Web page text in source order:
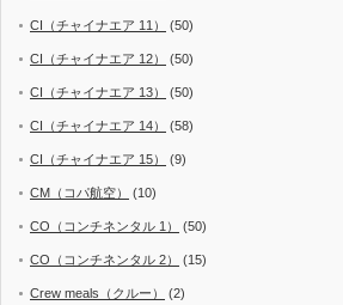
CI（チャイナエア 11） (50)
CI（チャイナエア 12） (50)
CI（チャイナエア 13） (50)
CI（チャイナエア 14） (58)
CI（チャイナエア 15） (9)
CM（コパ航空） (10)
CO（コンチネンタル 1） (50)
CO（コンチネンタル 2） (15)
Crew meals（クルー） (2)